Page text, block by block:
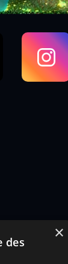
×
des